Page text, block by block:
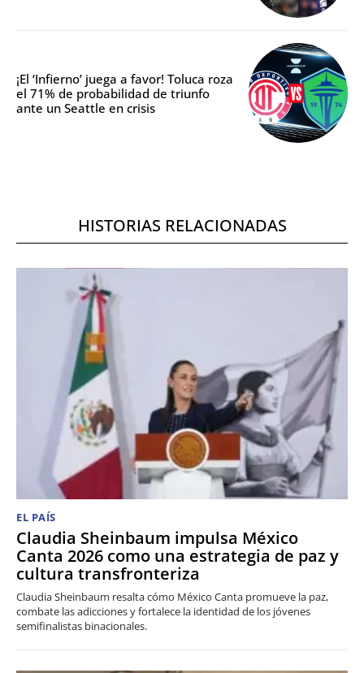
¡El ‘Infierno’ juega a favor! Toluca roza
el 71% de probabilidad de triunfo
ante un Seattle en crisis
HISTORIAS RELACIONADAS
EL PAÍS
Claudia Sheinbaum impulsa México
Canta 2026 como una estrategia de paz y
cultura transfronteriza
Claudia Sheinbaum resalta cómo México Canta promueve la paz,
combate las adicciones y fortalece la identidad de los jóvenes
semifinalistas binacionales.